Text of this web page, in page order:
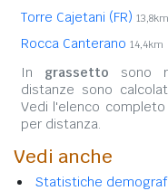
Torre Cajetani (FR) 13,8km
Rocca Canterano 14,4km
In grassetto sono
distanze sono
Vedi l'elenco completo
per distanza.
Vedi anche
Statistiche